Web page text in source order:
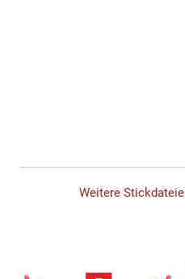
Weitere